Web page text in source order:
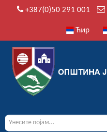
+387(0)50 291 001
Ћир